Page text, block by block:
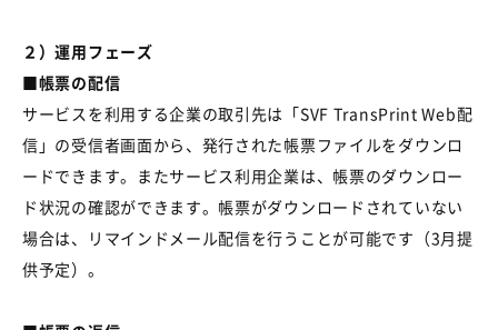
２）運用フェーズ
■帳票の配信
サービスを利用する企業の取引先は「SVF TransPrint Web配
信」の受信者画面から、発行された帳票ファイルをダウンロ
ードできます。またサービス利用企業は、帳票のダウンロー
ド状況の確認ができます。帳票がダウンロードされていない
場合は、リマインドメール配信を行うことが可能です（3月提
供予定）。